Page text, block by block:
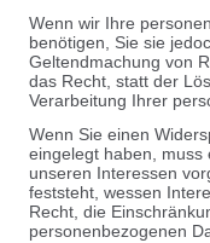
Wenn wir Ihre
benötigen, Sie sie
Geltendmachung von
das Recht, statt der
Verarbeitung Ihrer
Wenn Sie einen
eingelegt haben, muss
unseren Interessen
feststeht, wessen
Recht, die
personenbezogenen